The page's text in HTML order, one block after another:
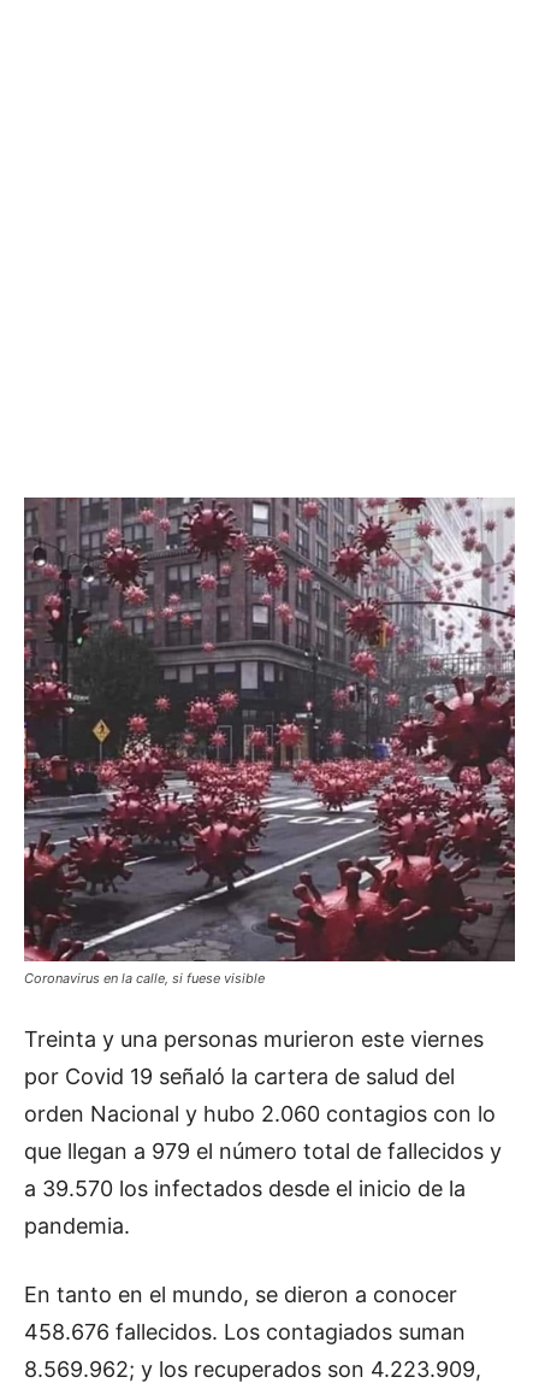
Coronavirus en la calle, si fuese visible
Treinta y una personas murieron este viernes
por Covid 19 señaló la cartera de salud del
orden Nacional y hubo 2.060 contagios con lo
que llegan a 979 el número total de fallecidos y
a 39.570 los infectados desde el inicio de la
pandemia.
En tanto en el mundo, se dieron a conocer
458.676 fallecidos. Los contagiados suman
8.569.962; y los recuperados son 4.223.909,